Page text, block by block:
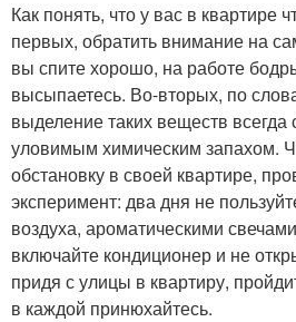
Как понять, что у вас в квартире
первых, обратить внимание на
вы спите хорошо, на работе
высыпаетесь. Во-вторых, по
выделение таких веществ
уловимым химическим запахом.
обстановку в своей квартире,
эксперимент: два дня не
воздуха, ароматическими
включайте кондиционер и не
придя с улицы в квартиру,
в каждой принюхайтесь.